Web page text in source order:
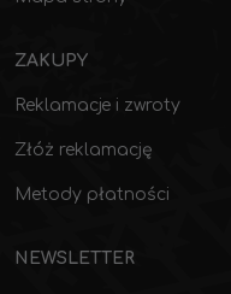
ZAKUPY
Reklamacje i zwroty
Złóż reklamację
Metody płatności
NEWSLETTER